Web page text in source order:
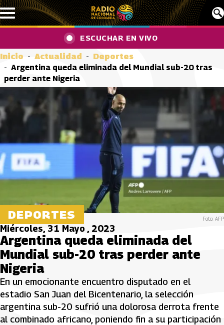
Pasar al contenido principal
ESCUCHAR EN VIVO
Inicio Actualidad
Deportes
Argentina queda eliminada del Mundial sub-20 tras
perder ante Nigeria
DEPORTES Foto: AFP
Miércoles, 31 Mayo , 2023
Argentina queda eliminada del
Mundial sub-20 tras perder ante
Nigeria
En un emocionante encuentro disputado en el
estadio San Juan del Bicentenario, la selección
argentina sub-20 sufrió una dolorosa derrota frente
al combinado africano, poniendo fin a su participación